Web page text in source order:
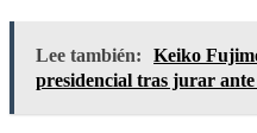
Lee también:
Keiko
presidencial tras jurar ante